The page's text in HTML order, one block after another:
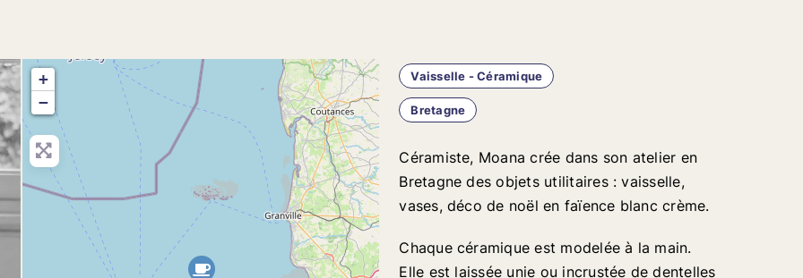
+
−
Vaisselle - Céramique
Bretagne
Céramiste, Moana crée dans son atelier en
Bretagne des objets utilitaires : vaisselle,
vases, déco de noël en faïence blanc crème.
Chaque céramique est modelée à la main.
Elle est laissée unie ou incrustée de dentelles